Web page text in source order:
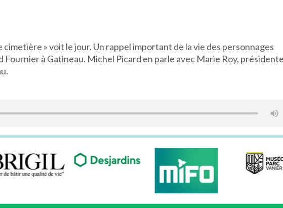
» voit le jour. Un rappel important de la vie des personnages
à Gatineau. Michel Picard en parle avec Marie Roy,